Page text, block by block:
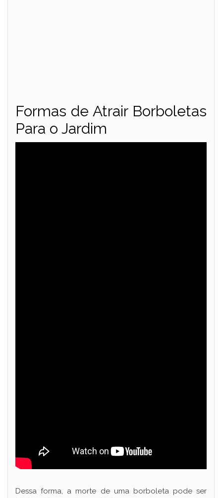
Formas de Atrair Borboletas
Para o Jardim
Dessa forma, a morte de uma borboleta pode ser